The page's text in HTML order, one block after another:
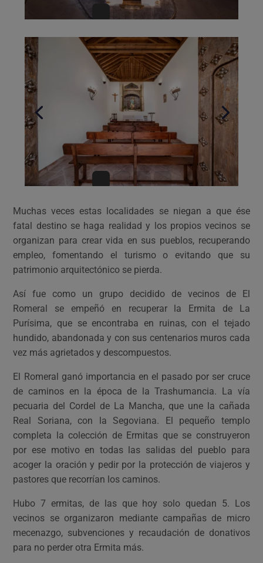
Muchas veces estas localidades se niegan a que ése
fatal destino se haga realidad y los propios vecinos se
organizan para crear vida en sus pueblos, recuperando
empleo, fomentando el turismo o evitando que su
patrimonio arquitectónico se pierda.
Así fue como un grupo decidido de vecinos de El
Romeral se empeñó en recuperar la Ermita de La
Purísima, que se encontraba en ruinas, con el tejado
hundido, abandonada y con sus centenarios muros cada
vez más agrietados y descompuestos.
El Romeral ganó importancia en el pasado por ser cruce
de caminos en la época de la Trashumancia. La vía
pecuaria del Cordel de La Mancha, que une la cañada
Real Soriana, con la Segoviana. El pequeño templo
completa la colección de Ermitas que se construyeron
por ese motivo en todas las salidas del pueblo para
acoger la oración y pedir por la protección de viajeros y
pastores que recorrían los caminos.
Hubo 7 ermitas, de las que hoy solo quedan 5. Los
vecinos se organizaron mediante campañas de micro
mecenazgo, subvenciones y recaudación de donativos
para no perder otra Ermita más.